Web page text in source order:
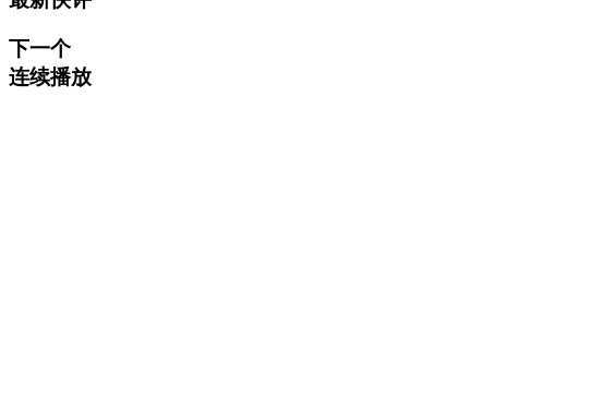
下一个
连续播放